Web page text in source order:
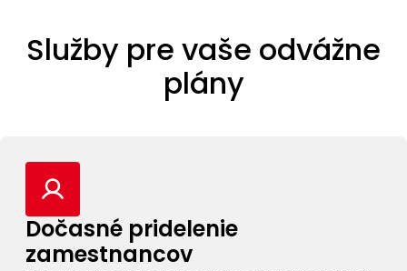
Služby pre vaše odvážne
plány
Dočasné pridelenie
zamestnancov